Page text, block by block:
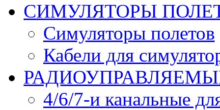
СИМУЛЯТОРЫ
Симуляторы полетов
Кабели для
4/6/7-и канальные